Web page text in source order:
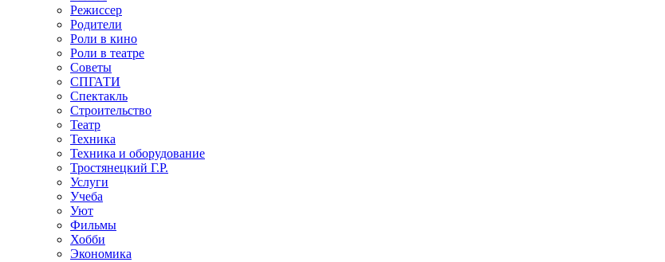
Режиссер
Родители
Роли в кино
Роли в театре
Советы
СПГАТИ
Спектакль
Строительство
Театр
Техника
Техника и оборудование
Тростянецкий Г.Р.
Услуги
Учеба
Уют
Фильмы
Хобби
Экономика